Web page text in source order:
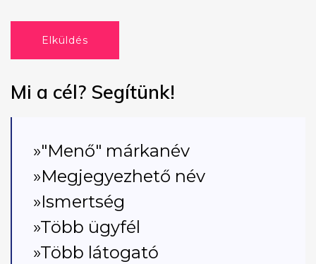
Elküldés
Mi a cél? Segítünk!
»"Menő" márkanév
»Megjegyezhető név
»Ismertség
»Több ügyfél
»Több látogató